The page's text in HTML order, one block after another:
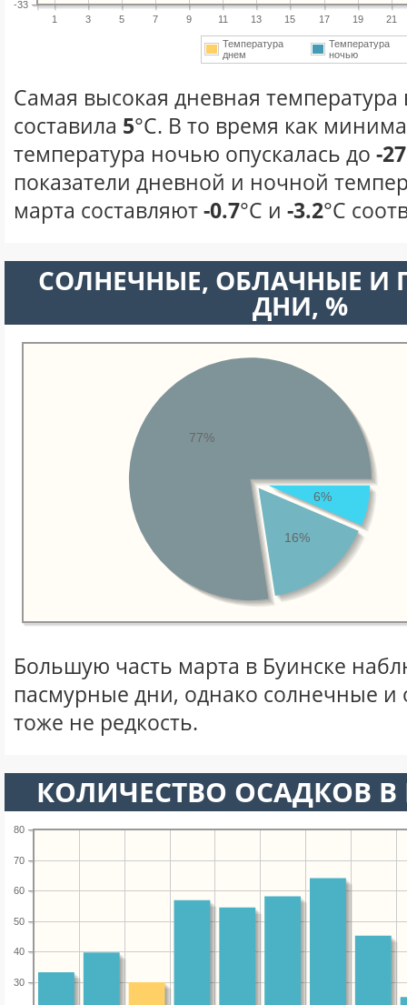
1 3 5 7 9 11 13 15 17 19 21
-33
Температура
днем
Температура
ночью
Самая высокая дневная температура
составила 5°С. В то время как
температура ночью опускалась до -27
показатели дневной и ночной
марта составляют-0.7°С и -3.2°С
CОЛНЕЧНЫЕ, ОБЛАЧНЫЕ И
ДНИ, %
6%
16%
77%
Большую часть марта в Буинске
пасмурные дни, однако солнечные
тоже не редкость.
КОЛИЧЕСТВО ОСАДКОВ
30
40
50
60
70
80